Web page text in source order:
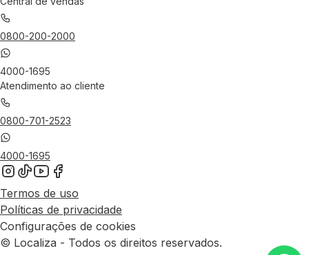
0800-200-2000
4000-1695
Atendimento ao cliente
0800-701-2523
4000-1695
Termos de uso
Políticas de privacidade
Configurações de cookies
© Localiza - Todos os direitos reservados.